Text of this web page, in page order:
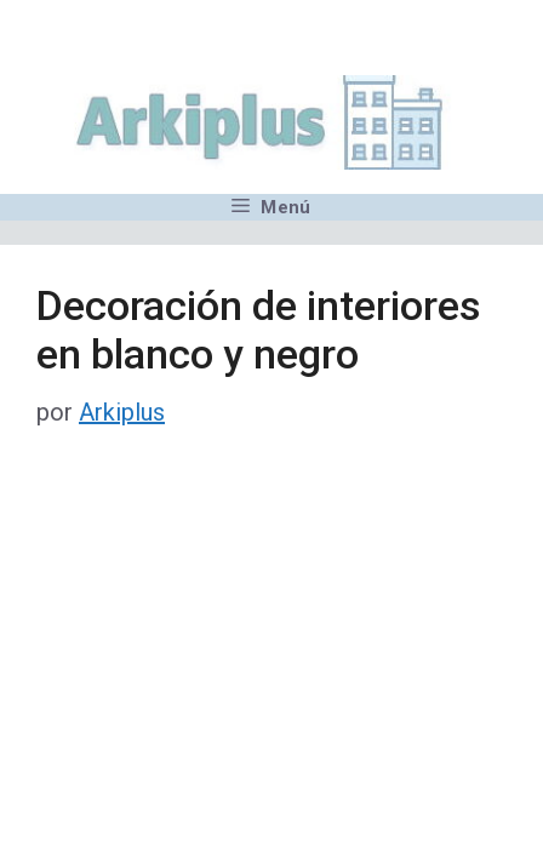
contenido
Menú
Decoración de interiores
en blanco y negro
por Arkiplus